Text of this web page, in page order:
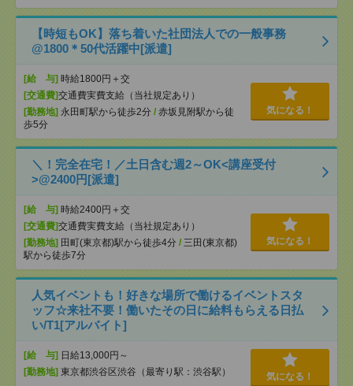
【時短もOK】落ち着いた社団法人での一般事務
@1800＊50代活躍中[派遣]
[給 与] 時給1800円＋交
[交通費]交通費実費支給（当社規定あり）
[勤務地] 永田町駅から徒歩2分 / 赤坂見附駅から徒
歩5分
気になる！
＼！完全在宅！／土日含む週2～OK<講座受付
>@2400円[派遣]
[給 与] 時給2400円＋交
[交通費]交通費実費支給（当社規定あり）
[勤務地] 田町(東京都)駅から徒歩4分 / 三田(東京都)
駅から徒歩7分
気になる！
人気イベントも！好きな場所で働けるイベントスタ
ッフ☆来社不要！働いたその日に給料もらえる日払
い/T1[アルバイト]
[給 与] 日給13,000円～
[勤務地] 東京都渋谷区渋谷（最寄り駅：渋谷駅） 気になる！